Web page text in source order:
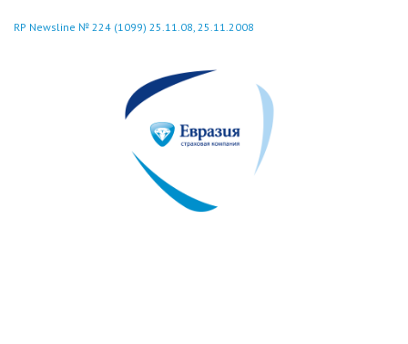
RP Newsline № 224 (1099) 25.11.08, 25.11.2008